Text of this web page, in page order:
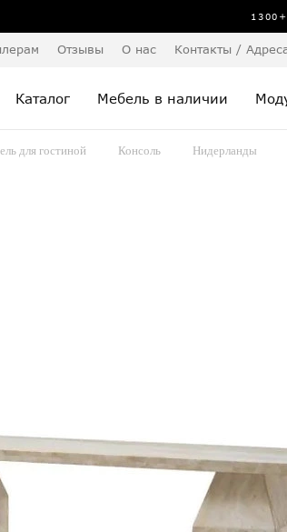
Отзывы О нас Контакты /
Каталог Мебель в наличии
для гостиной Консоль Нидерланды